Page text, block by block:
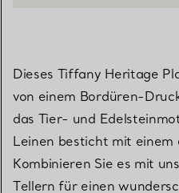
Dieses Tiffany Heritage
von einem Bordüren-
das Tier- und
Leinen besticht mit einem
Kombinieren Sie es mit
Tellern für einen